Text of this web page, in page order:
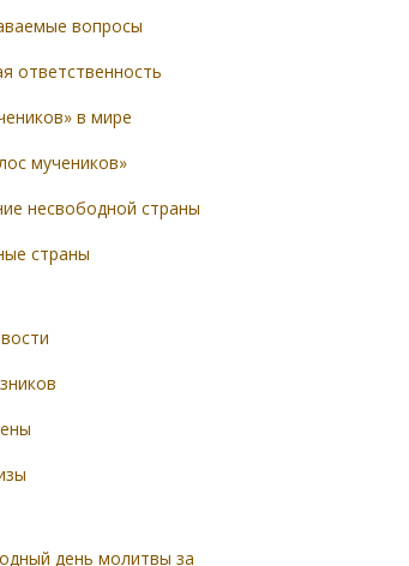
вопросы
ответственность
в мире
мучеников»
несвободной страны
страны
день молитвы за